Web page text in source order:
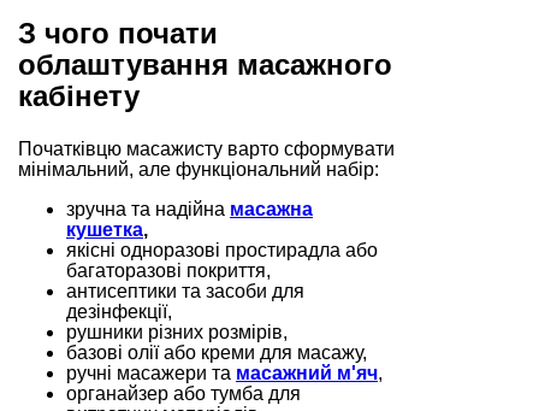
З чого почати
облаштування масажного
кабінету
Початківцю масажисту варто сформувати
мінімальний, але функціональний набір:
зручна та надійна масажна
кушетка,
якісні одноразові простирадла або
багаторазові покриття,
антисептики та засоби для
дезінфекції,
рушники різних розмірів,
базові олії або креми для масажу,
ручні масажери та масажний м'яч,
органайзер або тумба для